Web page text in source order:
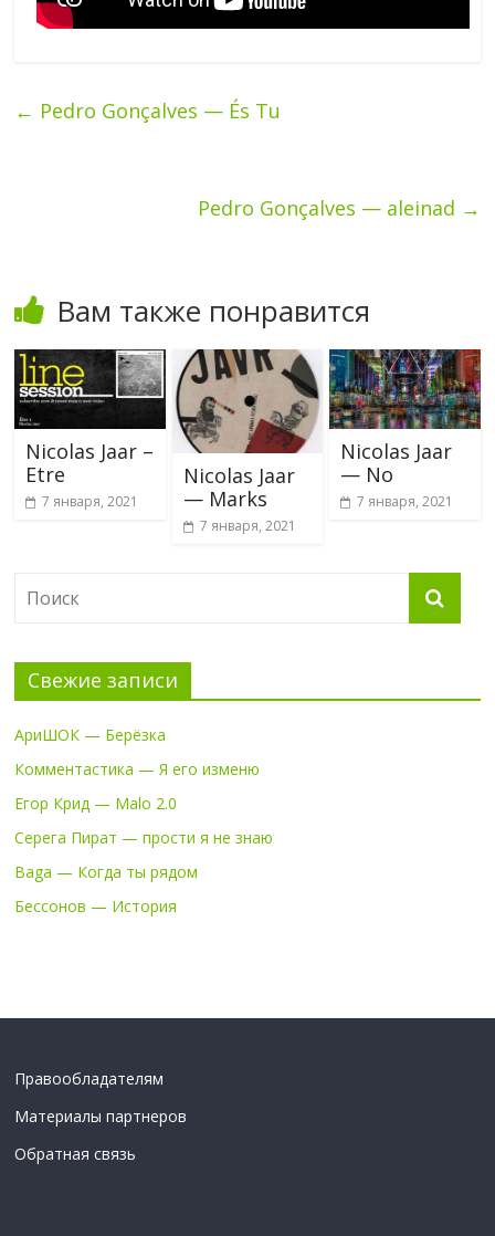
← Pedro Gonçalves — És Tu
Pedro Gonçalves — aleinad →
Вам также понравится
Nicolas Jaar –
Etre
7 января, 2021
Nicolas Jaar
— Marks
7 января, 2021
Nicolas Jaar
— No
7 января, 2021
Свежие записи
АриШОК — Берёзка
Комментастика — Я его изменю
Егор Крид — Malo 2.0
Серега Пират — прости я не знаю
Baga — Когда ты рядом
Бессонов — История
Правообладателям
Материалы партнеров
Обратная связь